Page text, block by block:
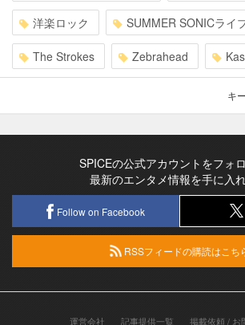
洋楽ロック SUMMER SONICライ
The Strokes Zebrahead
キ
SPICEの公式アカウントをフォ
最新のエンタメ情報を手に入
Follow on Facebook
RSSフィードの購読はこち
運営会社 記事提供一覧 掲載依頼 / お